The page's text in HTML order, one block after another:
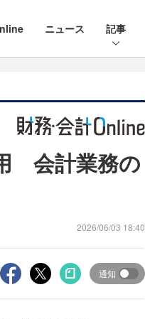
ニュース 記事
会計業務の
2026/06/03 18:40
通知